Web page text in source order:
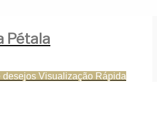
Pétala
desejos Visualização Rápida